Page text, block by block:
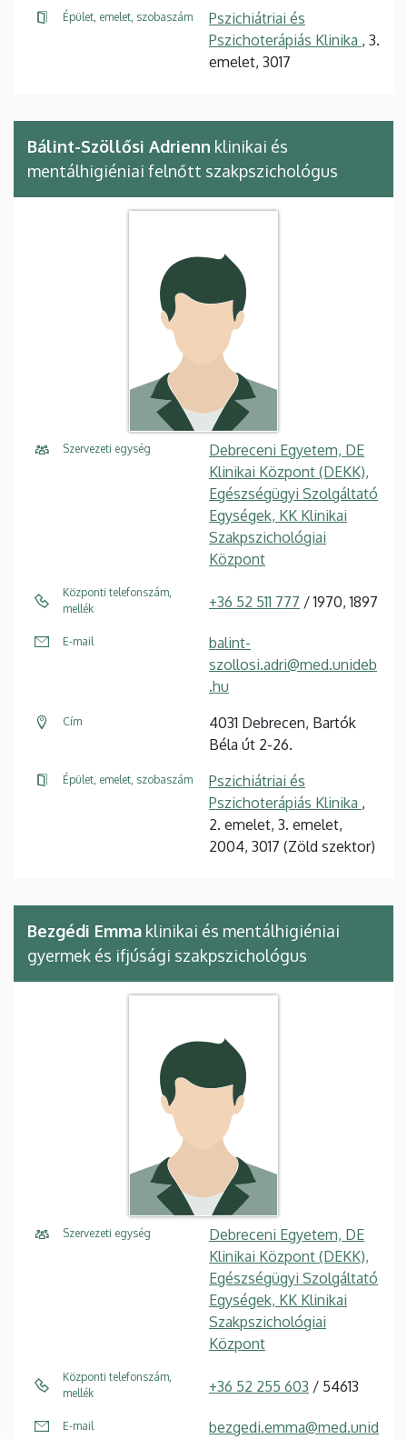
Épület, emelet, szobaszám
Pszichiátriai és
Pszichoterápiás Klinika , 3.
emelet, 3017
Bálint-Szöllősi Adrienn klinikai és
mentálhigiéniai felnőtt szakpszichológus
Szervezeti egység
Debreceni Egyetem, DE
Klinikai Központ (DEKK),
Egészségügyi Szolgáltató
Egységek, KK Klinikai
Szakpszichológiai
Központ
Központi telefonszám,
mellék
+36 52 511 777 / 1970, 1897
E-mail
balint-
szollosi.adri@med.unideb
.hu
Cím
4031 Debrecen, Bartók
Béla út 2-26.
Épület, emelet, szobaszám
Pszichiátriai és
Pszichoterápiás Klinika ,
2. emelet, 3. emelet,
2004, 3017 (Zöld szektor)
Bezgédi Emma klinikai és mentálhigiéniai
gyermek és ifjúsági szakpszichológus
Szervezeti egység
Debreceni Egyetem, DE
Klinikai Központ (DEKK),
Egészségügyi Szolgáltató
Egységek, KK Klinikai
Szakpszichológiai
Központ
Központi telefonszám,
mellék
+36 52 255 603 / 54613
E-mail
bezgedi.emma@med.unid